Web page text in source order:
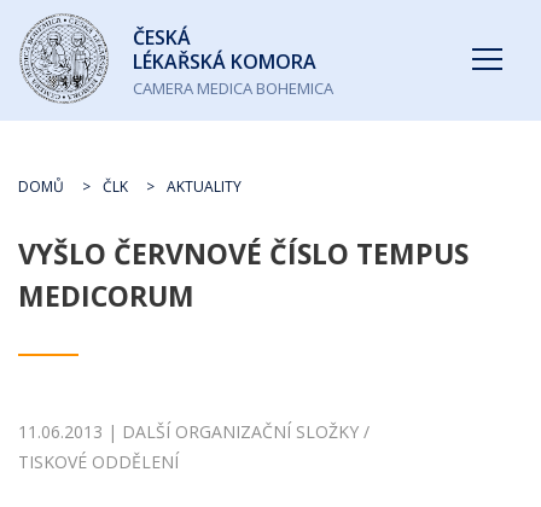
Česká
lékařská
komora
ČESKÁ
LÉKAŘSKÁ KOMORA
CAMERA MEDICA BOHEMICA
DOMŮ ČLK AKTUALITY
VYŠLO ČERVNOVÉ ČÍSLO TEMPUS
MEDICORUM
11.06.2013 | DALŠÍ ORGANIZAČNÍ SLOŽKY /
TISKOVÉ ODDĚLENÍ